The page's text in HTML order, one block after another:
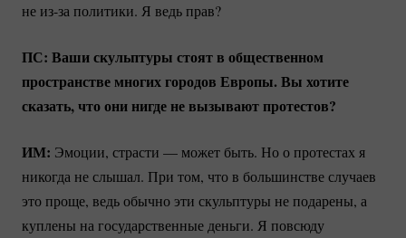
неиз-заполитики. Я ведь прав?
ПС: Ваши скульптуры стоят в общественном
пространстве многих городов Европы. Вы хотите
сказать, что они нигде не вызывают протестов?
ИМ: Эмоции, страсти — может быть. Но о протестах я
никогда не слышал. При том, что в большинстве случаев
это проще, ведь обычно эти скульптуры не подарены, а
куплены на государственные деньги. Я повсюду